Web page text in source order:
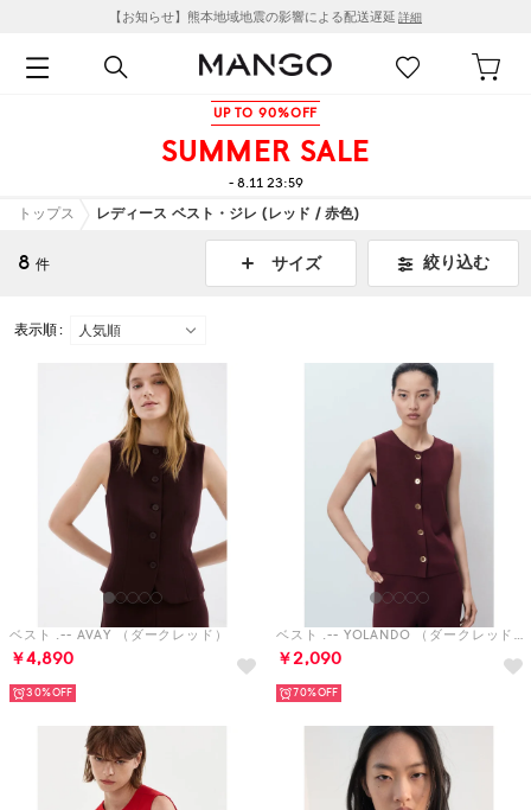
【お知らせ】熊本地域地震の影響による配送遅延 詳細
UP TO 90%OFF
SUMMER SALE
- 8.11 23:59
トップス
レディース ベスト・ジレ (レッド / 赤色)
8 件 サイズ 絞り込む
表示順 :
ベスト .-- AVAY （ダークレッド）
￥4,890
30%
ベスト .-- YOLANDO （ダークレッド）
￥2,090
70%